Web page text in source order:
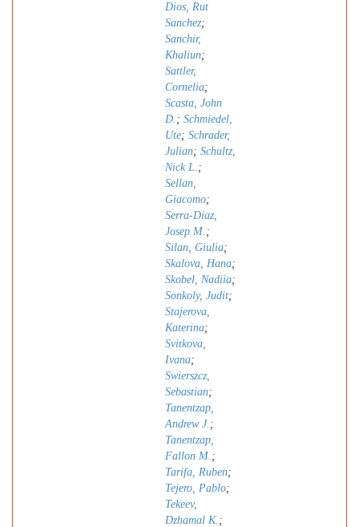
Dios, Rut
Sanchez;
Sanchir,
Khaliun;
Sattler,
Cornelia;
Scasta, John
D. ; Schmiedel,
Ute; Schrader,
Julian; Schultz,
Nick L. ;
Sellan,
Giacomo;
Serra-Diaz,
Josep M. ;
Silan, Giulia;
Skalova, Hana;
Skobel, Nadiia;
Sonkoly, Judit;
Stajerova,
Katerina;
Svitkova,
Ivana;
Swierszcz,
Sebastian;
Tanentzap,
Andrew J. ;
Tanentzap,
Fallon M. ;
Tarifa, Ruben;
Tejero, Pablo;
Tekeev,
Dzhamal K. ;